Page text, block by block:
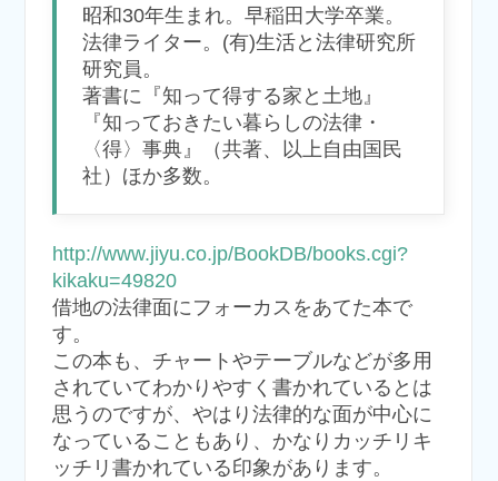
昭和30年生まれ。早稲田大学卒業。
法律ライター。(有)生活と法律研究所
研究員。
著書に『知って得する家と土地』
『知っておきたい暮らしの法律・
〈得〉事典』（共著、以上自由国民
社）ほか多数。
http://www.jiyu.co.jp/BookDB/books.cgi?
kikaku=49820
借地の法律面にフォーカスをあてた本で
す。
この本も、チャートやテーブルなどが多用
されていてわかりやすく書かれているとは
思うのですが、やはり法律的な面が中心に
なっていることもあり、かなりカッチリキ
ッチリ書かれている印象があります。